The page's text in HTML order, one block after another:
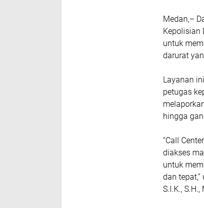
Medan,–
Kepolisian
untuk
darurat
Layanan
petugas
hingga
“Call
diakses
untuk
dan
S.I.K.,